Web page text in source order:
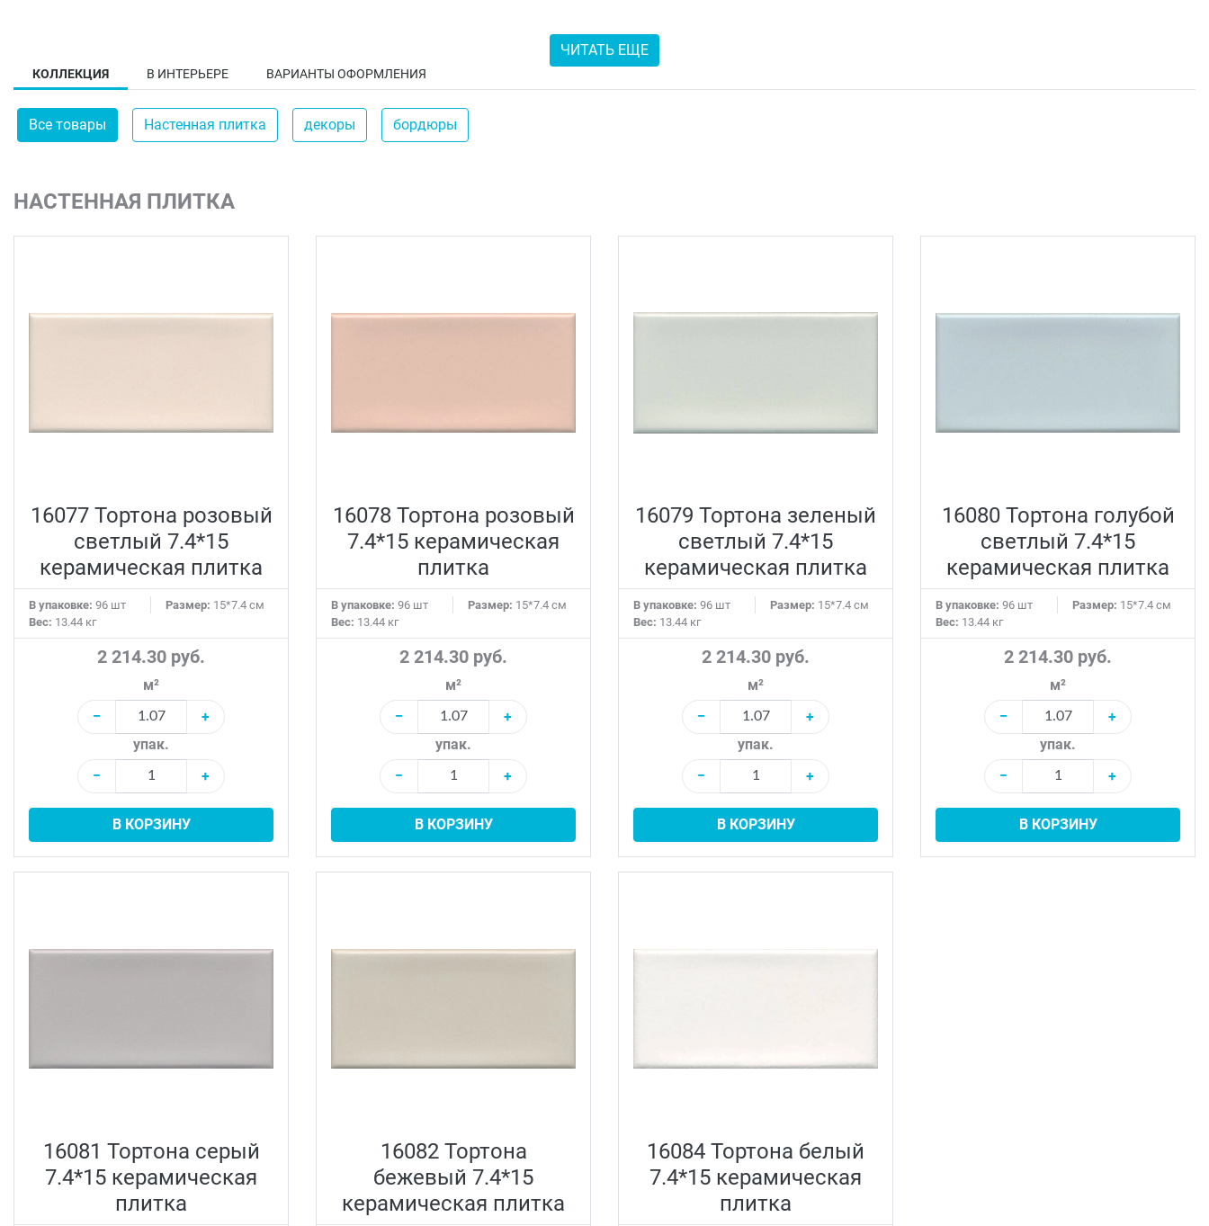
ЧИТАТЬ ЕЩЕ
КОЛЛЕКЦИЯ В ИНТЕРЬЕРЕ ВАРИАНТЫ ОФОРМЛЕНИЯ
Все товары Настенная плитка декоры бордюры
НАСТЕННАЯ ПЛИТКА
16077 Тортона розовый
светлый 7.4*15
керамическая плитка
В упаковке: 96 шт Размер: 15*7.4 см
Вес: 13.44 кг
2 214.30 руб.
м²
−
+
упак.
−
+
В КОРЗИНУ
16078 Тортона розовый
7.4*15 керамическая
плитка
В упаковке: 96 шт Размер: 15*7.4 см
Вес: 13.44 кг
2 214.30 руб.
м²
−
+
упак.
−
+
В КОРЗИНУ
16079 Тортона зеленый
светлый 7.4*15
керамическая плитка
В упаковке: 96 шт Размер: 15*7.4 см
Вес: 13.44 кг
2 214.30 руб.
м²
−
+
упак.
−
+
В КОРЗИНУ
16080 Тортона голубой
светлый 7.4*15
керамическая плитка
В упаковке: 96 шт Размер: 15*7.4 см
Вес: 13.44 кг
2 214.30 руб.
м²
−
+
упак.
−
+
В КОРЗИНУ
16081 Тортона серый
7.4*15 керамическая
плитка
16082 Тортона
бежевый 7.4*15
керамическая плитка
16084 Тортона белый
7.4*15 керамическая
плитка